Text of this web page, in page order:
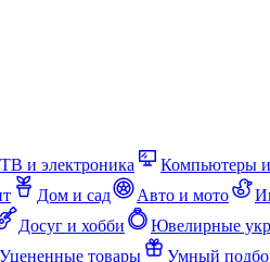
и электроника Компьютеры
Дом и сад Авто и мото
Досуг и хобби Ювелирные
Уцененные товары Умный